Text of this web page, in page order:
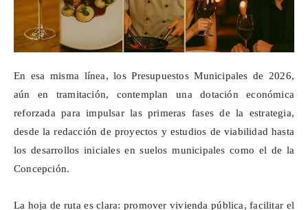
En esa misma línea, los Presupuestos Municipales de 2026,
aún en tramitación, contemplan una dotación económica
reforzada para impulsar las primeras fases de la estrategia,
desde la redacción de proyectos y estudios de viabilidad hasta
los desarrollos iniciales en suelos municipales como el de la
Concepción.
La hoja de ruta es clara: promover vivienda pública, facilitar el